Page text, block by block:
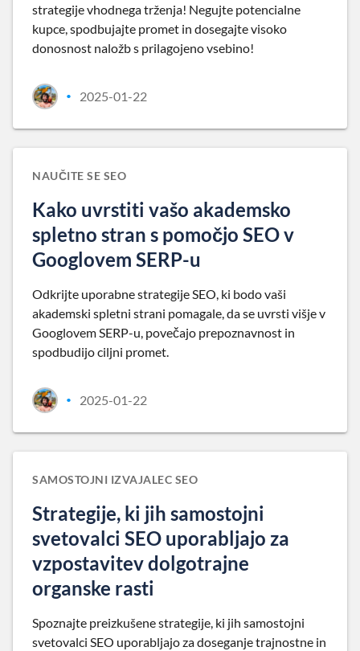
strategije vhodnega trženja! Negujte potencialne
kupce, spodbujajte promet in dosegajte visoko
donosnost naložb s prilagojeno vsebino!
• 2025-01-22
NAUČITE SE SEO
Kako uvrstiti vašo akademsko
spletno stran s pomočjo SEO v
Googlovem SERP-u
Odkrijte uporabne strategije SEO, ki bodo vaši
akademski spletni strani pomagale, da se uvrsti višje v
Googlovem SERP-u, povečajo prepoznavnost in
spodbudijo ciljni promet.
• 2025-01-22
SAMOSTOJNI IZVAJALEC SEO
Strategije, ki jih samostojni
svetovalci SEO uporabljajo za
vzpostavitev dolgotrajne
organske rasti
Spoznajte preizkušene strategije, ki jih samostojni
svetovalci SEO uporabljajo za doseganje trajnostne in